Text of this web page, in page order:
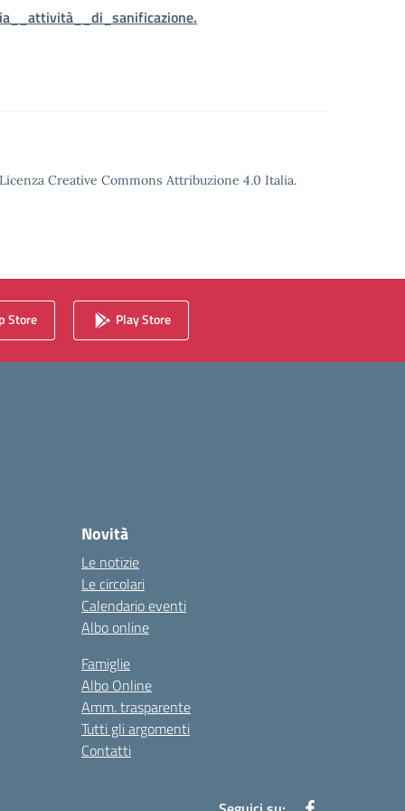
Creative Commons Attribuzione 4.0 Italia.
Store Play Store
Novità
Le notizie
Le circolari
Calendario eventi
Albo online
Famiglie
Albo Online
Amm. trasparente
Tutti gli argomenti
Contatti